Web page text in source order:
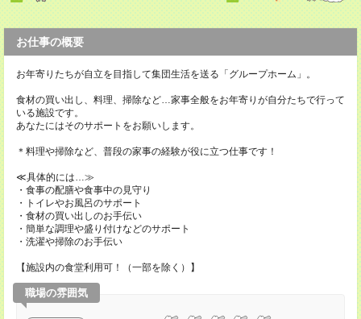
お仕事の概要
お年寄りたちが自立を目指して集団生活を送る「グループホーム」。
食材の買い出し、料理、掃除など…家事全般をお年寄りが自分たちで行って
いる施設です。
あなたにはそのサポートをお願いします。
＊料理や掃除など、普段の家事の経験が役に立つ仕事です！
≪具体的には…≫
・食事の配膳や食事中の見守り
・トイレやお風呂のサポート
・食材の買い出しのお手伝い
・簡単な調理や盛り付けなどのサポート
・洗濯や掃除のお手伝い
【施設内の食堂利用可！（一部を除く）】
職場の雰囲気